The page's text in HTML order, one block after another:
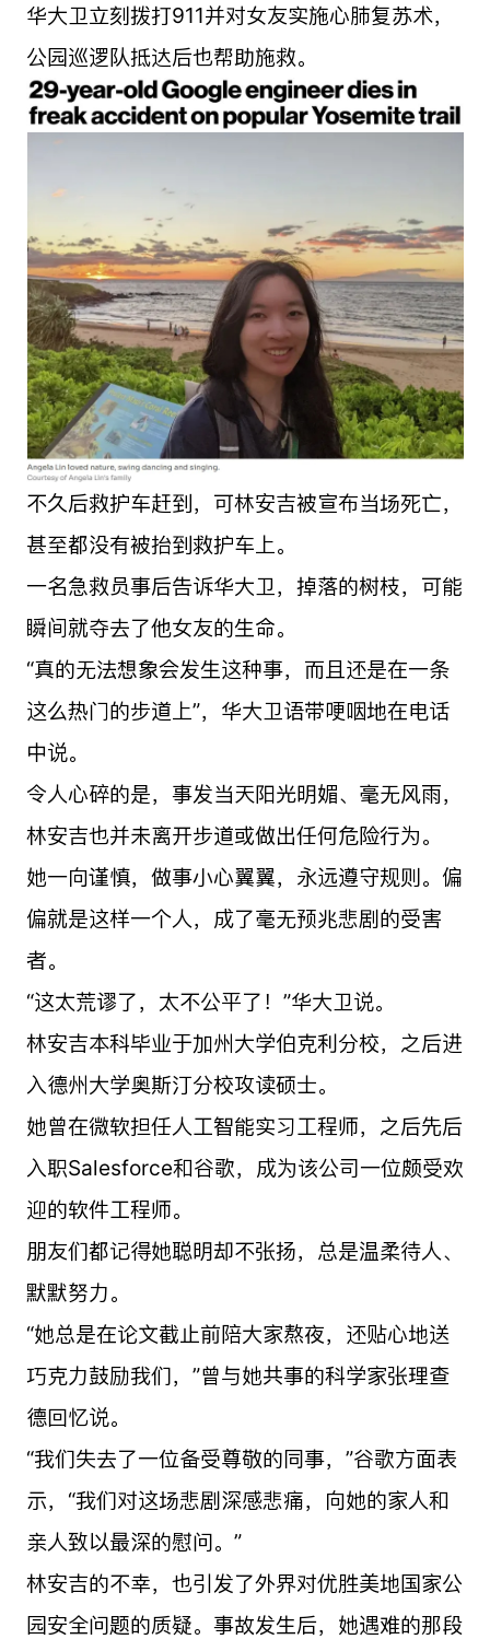
华大卫立刻拨打911并对女友实施心肺复苏术，
公园巡逻队抵达后也帮助施救。
不久后救护车赶到，可林安吉被宣布当场死亡，
甚至都没有被抬到救护车上。
一名急救员事后告诉华大卫，掉落的树枝，可能
瞬间就夺去了他女友的生命。
“真的无法想象会发生这种事，而且还是在一条
这么热门的步道上”，华大卫语带哽咽地在电话
中说。
令人心碎的是，事发当天阳光明媚、毫无风雨，
林安吉也并未离开步道或做出任何危险行为。
她一向谨慎，做事小心翼翼，永远遵守规则。偏
偏就是这样一个人，成了毫无预兆悲剧的受害
者。
“这太荒谬了，太不公平了！”华大卫说。
林安吉本科毕业于加州大学伯克利分校，之后进
入德州大学奥斯汀分校攻读硕士。
她曾在微软担任人工智能实习工程师，之后先后
入职Salesforce和谷歌，成为该公司一位颇受欢
迎的软件工程师。
朋友们都记得她聪明却不张扬，总是温柔待人、
默默努力。
“她总是在论文截止前陪大家熬夜，还贴心地送
巧克力鼓励我们，”曾与她共事的科学家张理查
德回忆说。
“我们失去了一位备受尊敬的同事，”谷歌方面表
示，“我们对这场悲剧深感悲痛，向她的家人和
亲人致以最深的慰问。”
林安吉的不幸，也引发了外界对优胜美地国家公
园安全问题的质疑。事故发生后，她遇难的那段